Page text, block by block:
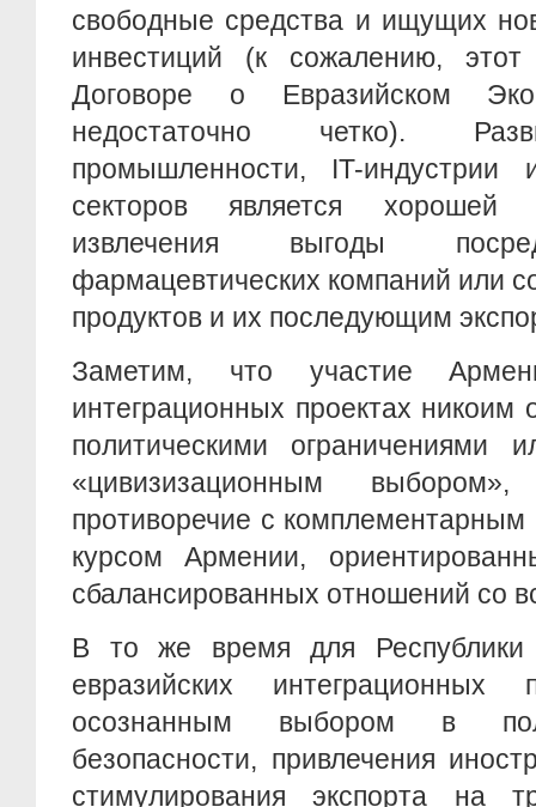
свободные средства и ищущих
инвестиций (к сожалению,
Договоре о Евразийском
недостаточно четко).
промышленности, IT-индустрии
секторов является хорошей
извлечения выгоды
фармацевтических компаний или
продуктов и их последующим
Заметим, что участие
интеграционных проектах никоим
политическими ограничениями
«цивизизационным
противоречие с
курсом Армении,
сбалансированных отношений со
В то же время для Республики
евразийских интеграционных
осознанным выбором в
безопасности, привлечения
стимулирования экспорта на